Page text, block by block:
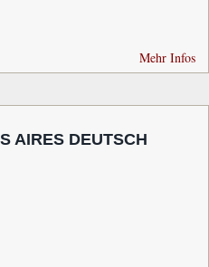
Mehr Infos
AIRES DEUTSCH